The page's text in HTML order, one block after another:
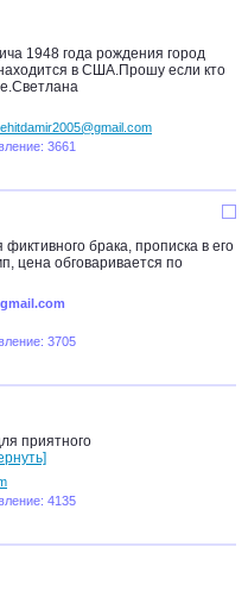
1948 года рождения город
в США.Прошу если кто
3661
брака, прописка в его
цена обговаривается по
3705
приятного
4135